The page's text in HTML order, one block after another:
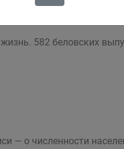
582 беловских
— о численности